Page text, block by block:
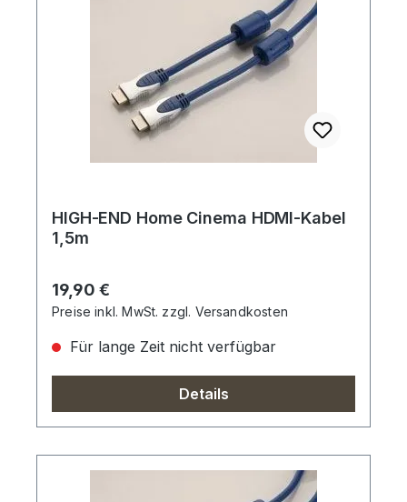
HIGH-END Home Cinema HDMI-Kabel
1,5m
Regulärer Preis:
19,90 €
Preise inkl. MwSt. zzgl. Versandkosten
Für lange Zeit nicht verfügbar
Details